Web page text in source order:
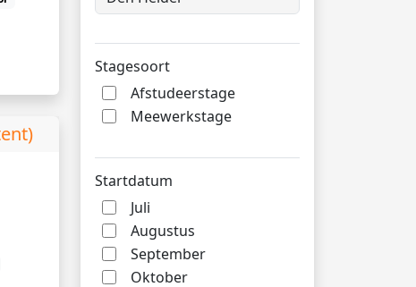
Stagesoort
Afstudeerstage
Meewerkstage
Startdatum
Juli
Augustus
September
Oktober